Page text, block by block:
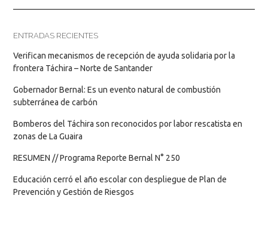
ENTRADAS RECIENTES
Verifican mecanismos de recepción de ayuda solidaria por la
frontera Táchira – Norte de Santander
Gobernador Bernal: Es un evento natural de combustión
subterránea de carbón
Bomberos del Táchira son reconocidos por labor rescatista en
zonas de La Guaira
RESUMEN // Programa Reporte Bernal N° 250
Educación cerró el año escolar con despliegue de Plan de
Prevención y Gestión de Riesgos